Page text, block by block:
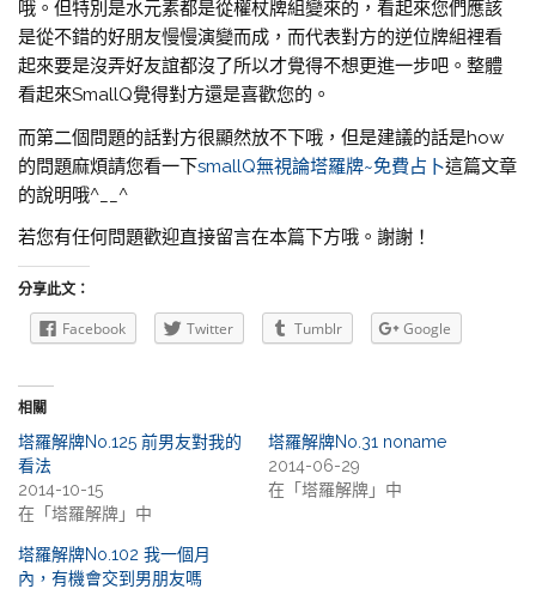
哦。但特別是水元素都是從權杖牌組變來的，看起來您們應該
是從不錯的好朋友慢慢演變而成，而代表對方的逆位牌組裡看
起來要是沒弄好友誼都沒了所以才覺得不想更進一步吧。整體
看起來SmallQ覺得對方還是喜歡您的。
而第二個問題的話對方很顯然放不下哦，但是建議的話是how
的問題麻煩請您看一下smallQ無視論塔羅牌~免費占卜這篇文章
的說明哦^__^
若您有任何問題歡迎直接留言在本篇下方哦。謝謝！
分享此文：
Facebook Twitter Tumblr Google
相關
塔羅解牌No.125 前男友對我的
看法
2014-10-15
在「塔羅解牌」中
塔羅解牌No.31 noname
2014-06-29
在「塔羅解牌」中
塔羅解牌No.102 我一個月
內，有機會交到男朋友嗎